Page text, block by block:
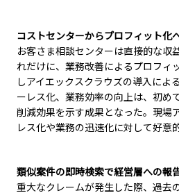
コストセンターからプロフィット化
お客さま相談センターは直接的な収
れだけに、業務改善によるプロフィ
しアイエックスクラウズの導入によ
ーレス化、業務効率の向上は、初め
削減効果を示す成果となった。現場
レス化や業務の迅速化に対して好意
類似案件の即時検索で経営層への報
重大なクレームが発生した際、過去